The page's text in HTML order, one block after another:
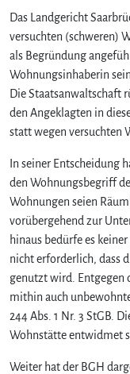
Das Landgericht
versuchten (schweren)
als Begründung
Wohnungsinhaberin
Die Staatsanwaltschaft
den Angeklagten in
statt wegen versuchten
In seiner Entscheidung
den Wohnungsbegriff
Wohnungen seien
vorübergehend zur
hinaus bedürfe es
nicht erforderlich, dass
genutzt wird. Entgegen
mithin auch
244 Abs. 1 Nr. 3 StGB.
Wohnstätte entwidmet
Weiter hat der BGH